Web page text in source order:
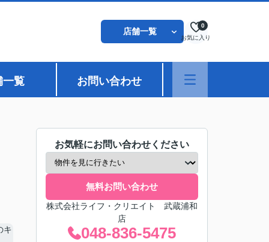
店舗一覧
お気に入り
0
一覧 お問い合わせ
お気軽にお問い合わせください
無料お問い合わせ
株式会社ライフ・クリエイト 武蔵浦和
店
048-836-5475